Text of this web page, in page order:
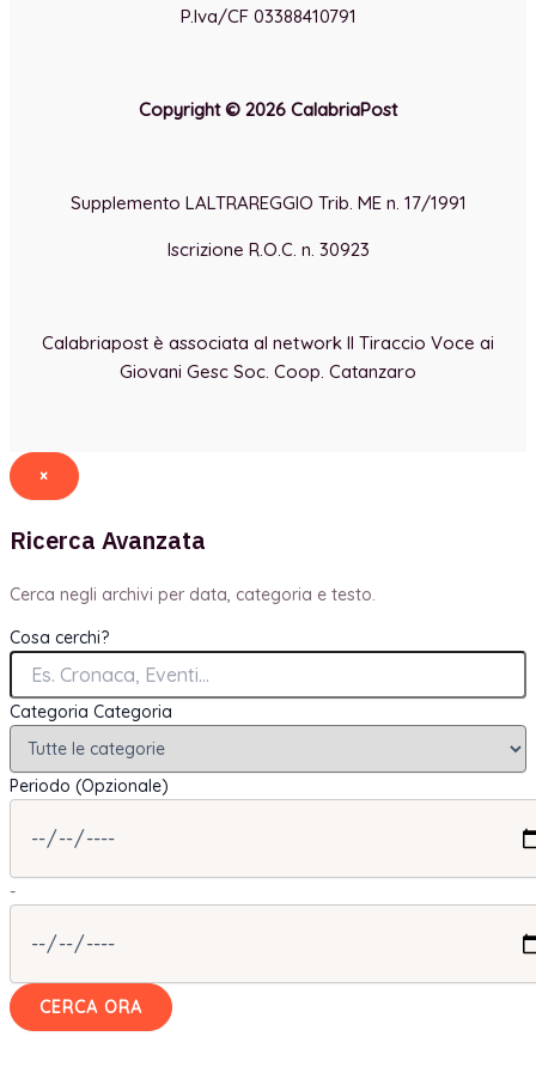
P.Iva/CF 03388410791
Copyright © 2026 CalabriaPost
Supplemento LALTRAREGGIO Trib. ME n. 17/1991
Iscrizione R.O.C. n. 30923
Calabriapost è associata al network Il Tiraccio Voce ai
Giovani Gesc Soc. Coop. Catanzaro
×
Ricerca Avanzata
Cerca negli archivi per data, categoria e testo.
Cosa cerchi?
Categoria Categoria
Periodo (Opzionale)
-
CERCA ORA